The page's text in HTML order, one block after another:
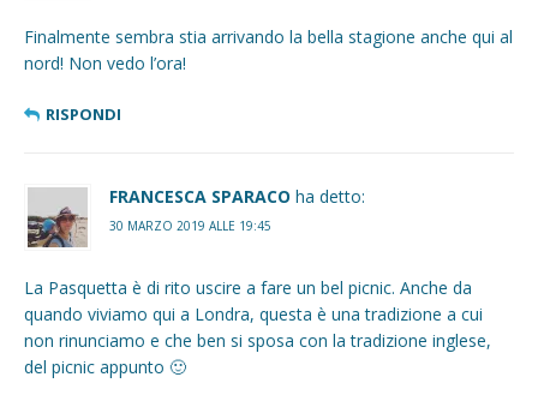
Finalmente sembra stia arrivando la bella stagione anche qui al
nord! Non vedo l’ora!
RISPONDI
FRANCESCA SPARACO ha detto:
30 MARZO 2019 ALLE 19:45
La Pasquetta è di rito uscire a fare un bel picnic. Anche da
quando viviamo qui a Londra, questa è una tradizione a cui
non rinunciamo e che ben si sposa con la tradizione inglese,
del picnic appunto 🙂